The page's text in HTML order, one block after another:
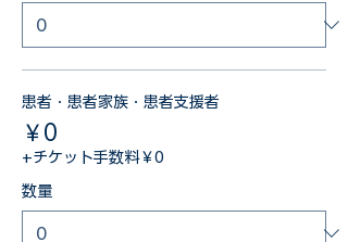
患者・患者家族・患者支援者
￥0
+チケット手数料￥0
数量